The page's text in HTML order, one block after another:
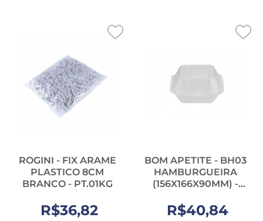
ROGINI - FIX ARAME
PLASTICO 8CM
BRANCO - PT.01KG
R$36,82
BOM APETITE - BH03
HAMBURGUEIRA
(156X166X90MM) -
R$40,84